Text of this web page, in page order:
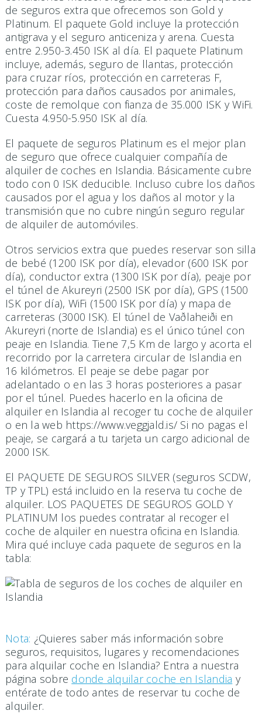
de seguros extra que ofrecemos son Gold y
Platinum. El paquete Gold incluye la protección
antigrava y el seguro anticeniza y arena. Cuesta
entre 2.950-3.450 ISK al día. El paquete Platinum
incluye, además, seguro de llantas, protección
para cruzar ríos, protección en carreteras F,
protección para daños causados por animales,
coste de remolque con fianza de 35.000 ISK y WiFi.
Cuesta 4.950-5.950 ISK al día.
El paquete de seguros Platinum es el mejor plan
de seguro que ofrece cualquier compañía de
alquiler de coches en Islandia. Básicamente cubre
todo con 0 ISK deducible. Incluso cubre los daños
causados ​​por el agua y los daños al motor y la
transmisión que no cubre ningún seguro regular
de alquiler de automóviles.
Otros servicios extra que puedes reservar son silla
de bebé (1200 ISK por día), elevador (600 ISK por
día), conductor extra (1300 ISK por día), peaje por
el túnel de Akureyri (2500 ISK por día), GPS (1500
ISK por día), WiFi (1500 ISK por día) y mapa de
carreteras (3000 ISK). El túnel de Vaðlaheiði en
Akureyri (norte de Islandia) es el único túnel con
peaje en Islandia. Tiene 7,5 Km de largo y acorta el
recorrido por la carretera circular de Islandia en
16 kilómetros. El peaje se debe pagar por
adelantado o en las 3 horas posteriores a pasar
por el túnel. Puedes hacerlo en la oficina de
alquiler en Islandia al recoger tu coche de alquiler
o en la web https://www.veggjald.is/ Si no pagas el
peaje, se cargará a tu tarjeta un cargo adicional de
2000 ISK.
El PAQUETE DE SEGUROS SILVER (seguros SCDW,
TP y TPL) está incluido en la reserva tu coche de
alquiler. LOS PAQUETES DE SEGUROS GOLD Y
PLATINUM los puedes contratar al recoger el
coche de alquiler en nuestra oficina en Islandia.
Mira qué incluye cada paquete de seguros en la
tabla:
Nota: ¿Quieres saber más información sobre
seguros, requisitos, lugares y recomendaciones
para alquilar coche en Islandia? Entra a nuestra
página sobre donde alquilar coche en Islandia y
entérate de todo antes de reservar tu coche de
alquiler.